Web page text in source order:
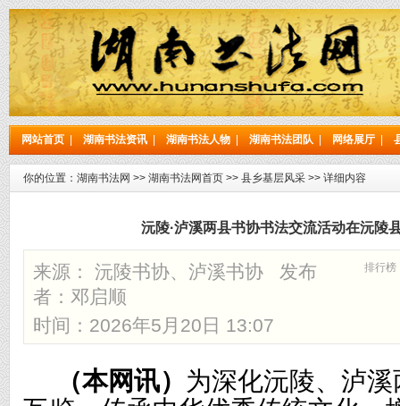
网站首页 湖南书法资讯 湖南书法人物 湖南书法团队 网络展厅
你的位置： 湖南书法网 >> 湖南书法网首页 >> 县乡基层风采 >> 详细内容
沅陵·泸溪两县书协书法交流活动在沅陵
排行榜
来源： 沅陵书协、泸溪书协 发布
者： 邓启顺
时间：2026年5月20日 13:07
（本网讯） 为深化沅陵、泸